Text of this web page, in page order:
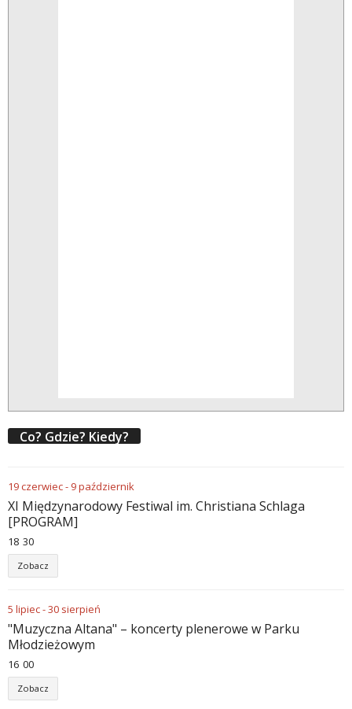
Co? Gdzie? Kiedy?
19czerwiec- 9październik
XI Międzynarodowy Festiwal im. Christiana Schlaga
[PROGRAM]
18 30
Zobacz
5 lipiec-30 sierpień
"Muzyczna Altana" – koncerty plenerowe w Parku
Młodzieżowym
16 00
Zobacz